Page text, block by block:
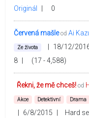
Originál
0
Červená mašleod Ai
Ze života 18/12/
8
(17 - 4,588)
Řekni, že mě chceš!od
Akce Detektivní Drama
6/8/2015 Hard